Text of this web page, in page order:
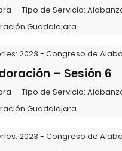
Tipo de Servicio:
Guadalajara
2023 - Congreso de
– Sesión 6
Tipo de Servicio:
Guadalajara
2023 - Congreso de